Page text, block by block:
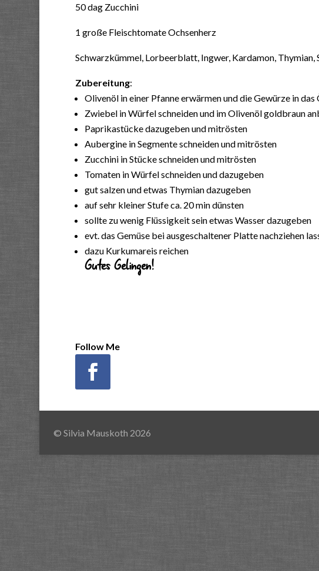
50 dag Zucchini
1 große Fleischtomate Ochsenherz
Schwarzkümmel, Lorbeerblatt, Ingwer, Kardamon, Thymian,
Zubereitung:
Olivenöl in einer Pfanne erwärmen und die Gewürze in das
Zwiebel in Würfel schneiden und im Olivenöl goldbraun
Paprikastücke dazugeben und mitrösten
Aubergine in Segmente schneiden und mitrösten
Zucchini in Stücke schneiden und mitrösten
Tomaten in Würfel schneiden und dazugeben
gut salzen und etwas Thymian dazugeben
auf sehr kleiner Stufe ca. 20 min dünsten
sollte zu wenig Flüssigkeit sein etwas Wasser dazugeben
evt. das Gemüse bei ausgeschaltener Platte nachziehen
dazu Kurkumareis reichen
Gutes Gelingen!
Follow Me
© Silvia Mauskoth 2026